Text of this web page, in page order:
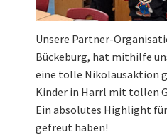
Unsere Partner-
Bückeburg, hat mithilfe
eine tolle Nikolausaktion
Kinder in Harrl mit tollen
Ein absolutes Highlight
gefreut haben!